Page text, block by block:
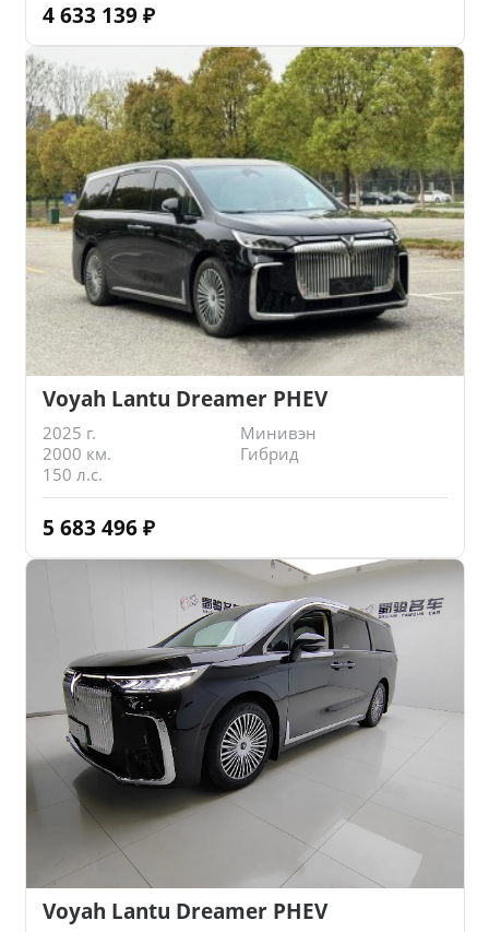
4 633 139 ₽
Voyah Lantu Dreamer PHEV
2025 г.
Минивэн
2000 км.
Гибрид
150 л.с.
5 683 496 ₽
Voyah Lantu Dreamer PHEV